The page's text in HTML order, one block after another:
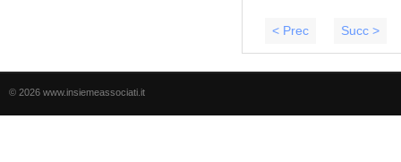
< Prec Succ >
© 2026 www.insiemeassociati.it